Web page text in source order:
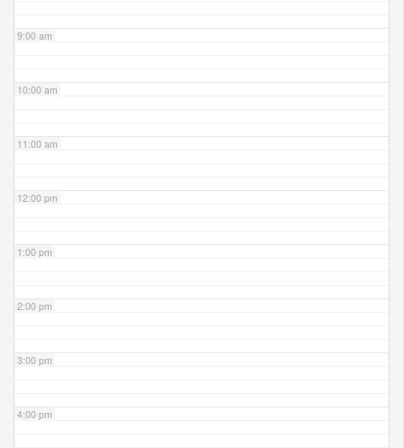
9:00 am
10:00 am
11:00 am
12:00 pm
1:00 pm
2:00 pm
3:00 pm
4:00 pm